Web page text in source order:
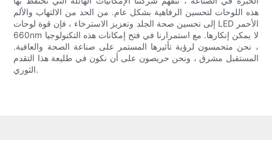
هذه اللوحات لتحسين الرفاهية بشكل عام. من الحد من الالتهاب والألم
إلى تحسين صحة الجلد وتعزيز الاسترخاء ، فإن قوة لوحات LED الأحمر
660nm لا يمكن إنكارها. مع استمرارنا في فتح إمكانات هذه التكنولوجيا
، نحن متحمسون لرؤية تأثيرها المستمر على صناعة الصحة والعافية.
المستقبل مشرق ، ونحن حريصون على أن نكون في طليعة هذا التقدم
الثوري.